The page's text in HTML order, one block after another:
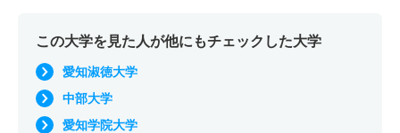
この大学を見た人が他にもチェックした大学
愛知淑徳大学
中部大学
愛知学院大学